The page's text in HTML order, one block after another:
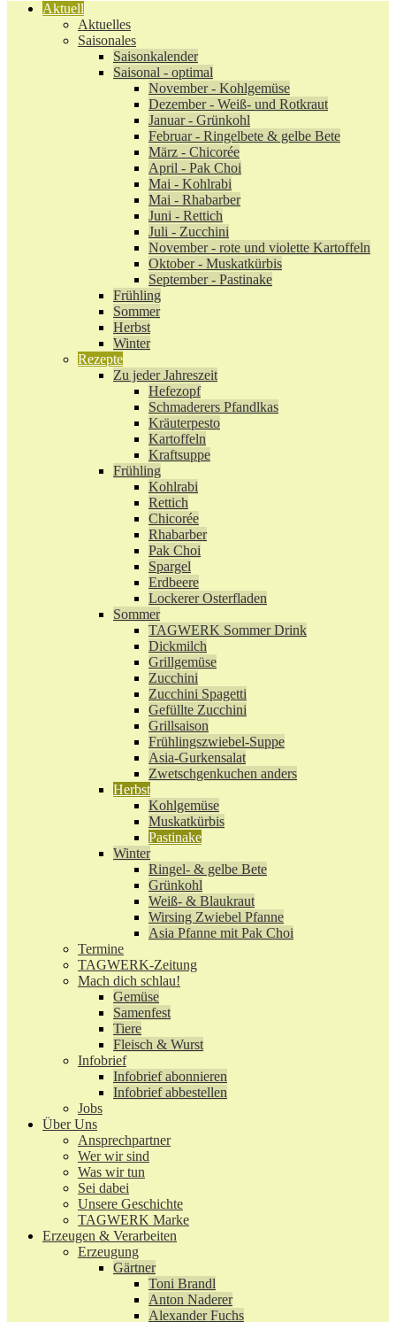
Aktuell
Aktuelles
Saisonales
Saisonkalender
Saisonal - optimal
November - Kohlgemüse
Dezember - Weiß- und Rotkraut
Januar - Grünkohl
Februar - Ringelbete & gelbe Bete
März - Chicorée
April - Pak Choi
Mai - Kohlrabi
Mai - Rhabarber
Juni - Rettich
Juli - Zucchini
November - rote und violette Kartoffeln
Oktober - Muskatkürbis
September - Pastinake
Frühling
Sommer
Herbst
Winter
Rezepte
Zu jeder Jahreszeit
Hefezopf
Schmaderers Pfandlkas
Kräuterpesto
Kartoffeln
Kraftsuppe
Frühling
Kohlrabi
Rettich
Chicorée
Rhabarber
Pak Choi
Spargel
Erdbeere
Lockerer Osterfladen
Sommer
TAGWERK Sommer Drink
Dickmilch
Grillgemüse
Zucchini
Zucchini Spagetti
Gefüllte Zucchini
Grillsaison
Frühlingszwiebel-Suppe
Asia-Gurkensalat
Zwetschgenkuchen anders
Herbst
Kohlgemüse
Muskatkürbis
Pastinake
Winter
Ringel- & gelbe Bete
Grünkohl
Weiß- & Blaukraut
Wirsing Zwiebel Pfanne
Asia Pfanne mit Pak Choi
Termine
TAGWERK-Zeitung
Mach dich schlau!
Gemüse
Samenfest
Tiere
Fleisch & Wurst
Infobrief
Infobrief abonnieren
Infobrief abbestellen
Jobs
Über Uns
Ansprechpartner
Wer wir sind
Was wir tun
Sei dabei
Unsere Geschichte
TAGWERK Marke
Erzeugen & Verarbeiten
Erzeugung
Gärtner
Toni Brandl
Anton Naderer
Alexander Fuchs